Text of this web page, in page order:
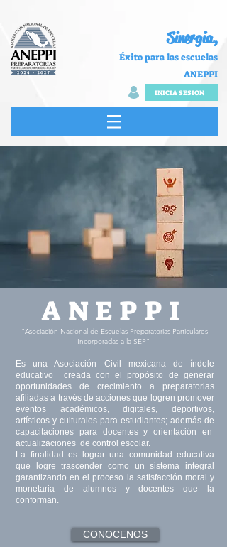
Sinergia,
Éxito para las escuelas
ANEPPI
INICIA SESION
ANEPPI
"Asociación Nacional de Escuelas Preparatorias Particulares
Incorporadas a la SEP"
Es una Asociación Civil mexicana de índole
educativo creada con el propósito de generar
oportunidades de crecimiento a preparatorias
afiliadas a través de acciones que logren promover
eventos académicos, digitales, deportivos,
artísticos y culturales para estudiantes; además de
capacitaciones para docentes y orientación en
actualizaciones de control escolar.
La finalidad es lograr una comunidad educativa
que logre trascender como un sistema integral
garantizando en el proceso la satisfacción moral y
monetaria de alumnos y docentes que la
conforman.
CONOCENOS